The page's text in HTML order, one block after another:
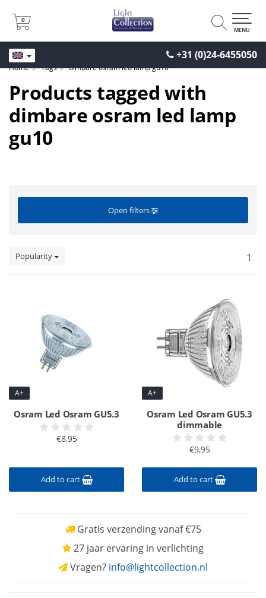
+31 (0)24-6455050
0
0
MENU
Home Tags dimbare osram led lamp gu10
Products tagged with
dimbare osram led lamp
gu10
Open filters
Popularity 1
A+
Osram Led Osram GU5.3
€8,95
Add to cart
A+
Osram Led Osram GU5.3
dimmable
€9,95
Add to cart
Gratis verzending vanaf €75
27 jaar ervaring in verlichting
Vragen? info@lightcollection.nl